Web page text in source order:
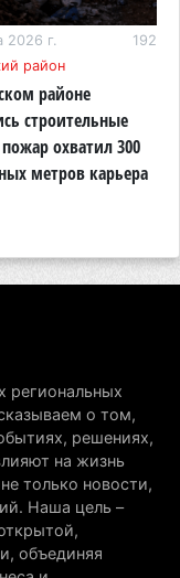
153
в
новые
218
не
164
2026 г.
192
район
районе
строительные
охватил 300
метров карьера
региональных
о том,
решениях,
на жизнь
только новости,
Наша цель –
объединяя